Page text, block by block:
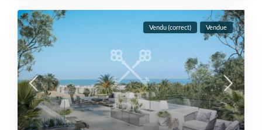
Vendu (correct) Vendue